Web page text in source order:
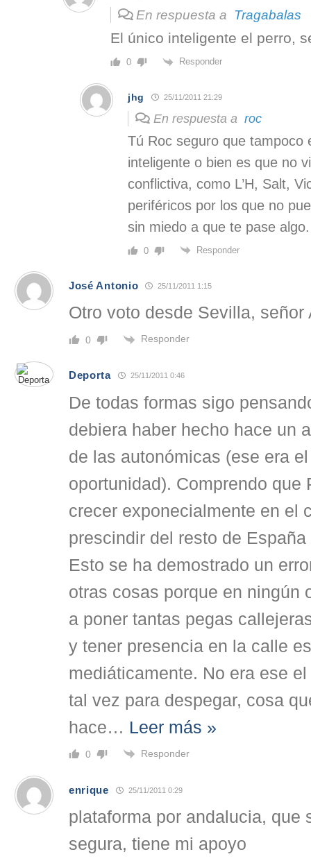
En respuesta a Tragabalas
El único inteligente el perro,
0 Responder
jhg 25/11/2011 21:29
En respuesta a roc
Tú Roc seguro que tampoco
inteligente o bien es que no
conflictiva, como L’H, Salt,
periféricos por los que no
sin miedo a que te pase algo.
0 Responder
José Antonio 25/11/2011 1:15
Otro voto desde Sevilla, señor
0 Responder
Deporta 25/11/2011 0:46
De todas formas sigo
debiera haber hecho hace un
de las autonómicas (ese era
oportunidad). Comprendo que
crecer exponecialmente en el
prescindir del resto de
Esto se ha demostrado un
otras cosas porque en ningún
a poner tantas pegas
y tener presencia en la calle
mediáticamente. No era ese
tal vez para despegar, cosa
hace… Leer más »
0 Responder
enrique 25/11/2011 0:29
plataforma por andalucia, que
segura, tiene mi apoyo